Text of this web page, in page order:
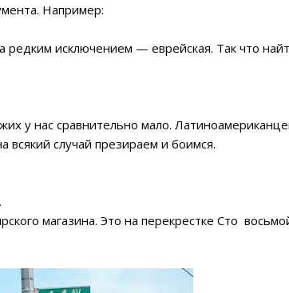
Например:
исключением — еврейская. Так что
у нас сравнительно мало.
случай презираем и боимся.
магазина. Это на перекрестке Сто